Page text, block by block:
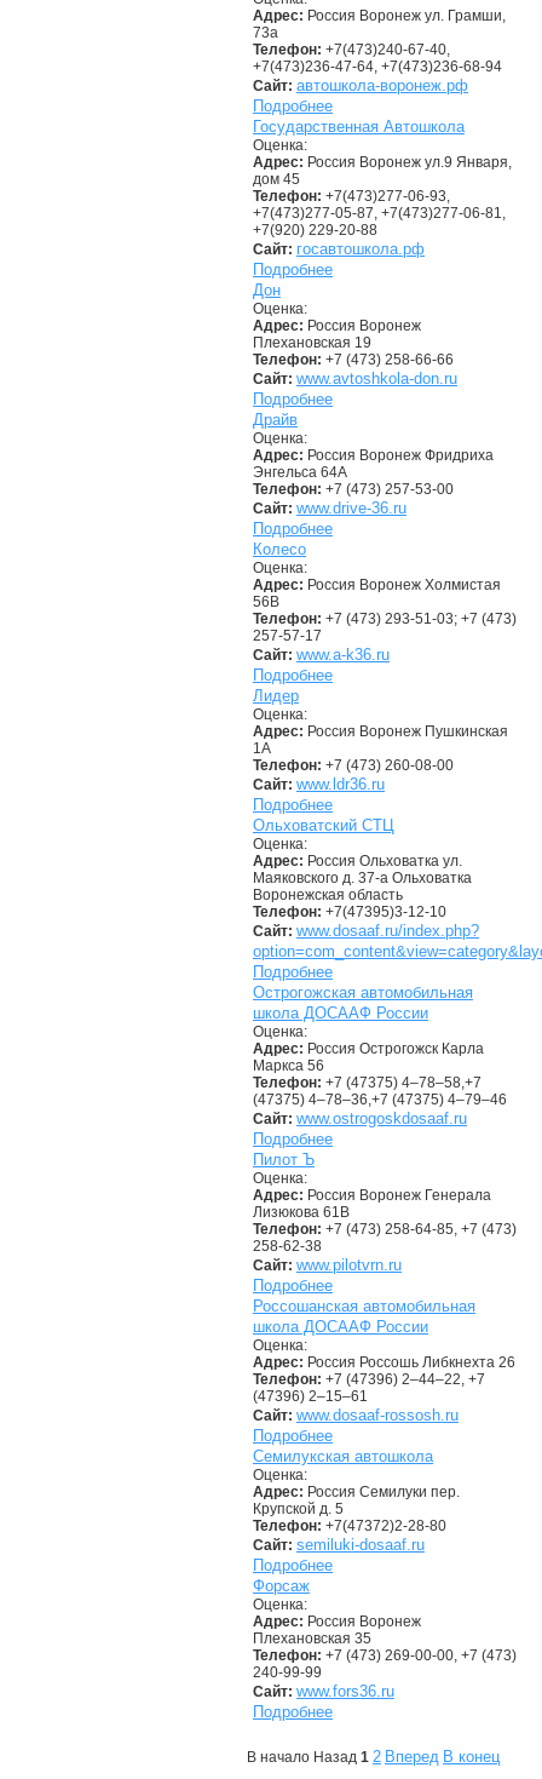
Адрес: Россия Воронеж ул. Грамши,
73а
Телефон: +7(473)240-67-40,
+7(473)236-47-64, +7(473)236-68-94
Сайт: автошкола-воронеж.рф
Подробнее
Государственная Автошкола
Оценка:
Адрес: Россия Воронеж ул.9 Января,
дом 45
Телефон: +7(473)277-06-93,
+7(473)277-05-87, +7(473)277-06-81,
+7(920) 229-20-88
Сайт: госавтошкола.рф
Подробнее
Дон
Оценка:
Адрес: Россия Воронеж
Плехановская 19
Телефон: +7 (473) 258-66-66
Сайт: www.avtoshkola-don.ru
Подробнее
Драйв
Оценка:
Адрес: Россия Воронеж Фридриха
Энгельса 64А
Телефон: +7 (473) 257-53-00
Сайт: www.drive-36.ru
Подробнее
Колесо
Оценка:
Адрес: Россия Воронеж Холмистая
56В
Телефон: +7 (473) 293-51-03; +7 (473)
257-57-17
Сайт: www.a-k36.ru
Подробнее
Лидер
Оценка:
Адрес: Россия Воронеж Пушкинская
1А
Телефон: +7 (473) 260-08-00
Сайт: www.ldr36.ru
Подробнее
Ольховатский СТЦ
Оценка:
Адрес: Россия Ольховатка ул.
Маяковского д. 37-а Ольховатка
Воронежская область
Телефон: +7(47395)3-12-10
Сайт: www.dosaaf.ru/index.php?
Подробнее
Острогожская автомобильная
школа ДОСААФ России
Оценка:
Адрес: Россия Острогожск Карла
Маркса 56
Телефон: +7 (47375) 4–78–58,+7
(47375) 4–78–36,+7 (47375) 4–79–46
Сайт: www.ostrogoskdosaaf.ru
Подробнее
Пилот Ъ
Оценка:
Адрес: Россия Воронеж Генерала
Лизюкова 61В
Телефон: +7 (473) 258-64-85, +7 (473)
258-62-38
Сайт: www.pilotvrn.ru
Подробнее
Россошанская автомобильная
школа ДОСААФ России
Оценка:
Адрес: Россия Россошь Либкнехта 26
Телефон: +7 (47396) 2–44–22, +7
(47396) 2–15–61
Сайт: www.dosaaf-rossosh.ru
Подробнее
Семилукская автошкола
Оценка:
Адрес: Россия Семилуки пер.
Крупской д. 5
Телефон: +7(47372)2-28-80
Сайт: semiluki-dosaaf.ru
Подробнее
Форсаж
Оценка:
Адрес: Россия Воронеж
Плехановская 35
Телефон: +7 (473) 269-00-00, +7 (473)
240-99-99
Сайт: www.fors36.ru
Подробнее
В начало Назад 1 2 Вперед В конец